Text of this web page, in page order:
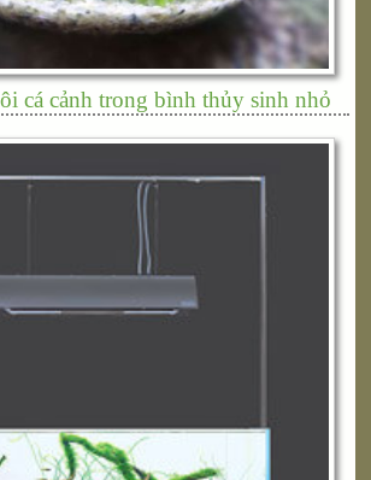
cá cảnh trong bình thủy sinh nhỏ